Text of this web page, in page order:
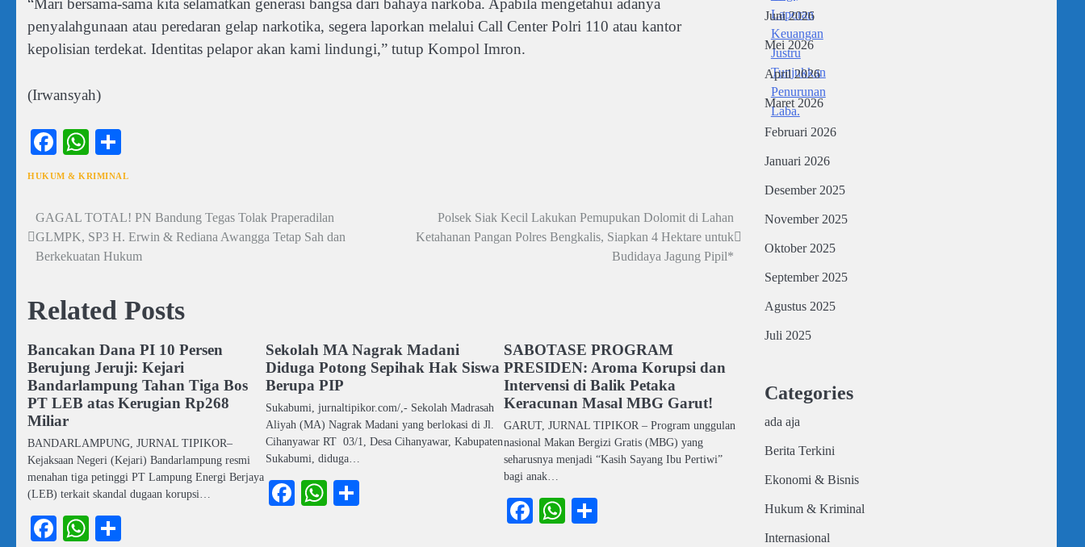
“Mari bersama-sama kita selamatkan generasi bangsa dari bahaya narkoba. Apabila mengetahui adanya
penyalahgunaan atau peredaran gelap narkotika, segera laporkan melalui Call Center Polri 110 atau kantor
kepolisian terdekat. Identitas pelapor akan kami lindungi,” tutup Kompol Imron.
(Irwansyah)
Facebook
WhatsApp
HUKUM & KRIMINAL
Navigasi
pos
GAGAL TOTAL! PN Bandung Tegas Tolak Praperadilan
GLMPK, SP3 H. Erwin & Rediana Awangga Tetap Sah dan
Berkekuatan Hukum
Polsek Siak Kecil Lakukan Pemupukan Dolomit di Lahan
Ketahanan Pangan Polres Bengkalis, Siapkan 4 Hektare untuk
Budidaya Jagung Pipil*
Related Posts
Bancakan Dana PI 10 Persen
Berujung Jeruji: Kejari
Bandarlampung Tahan Tiga Bos
PT LEB atas Kerugian Rp268
Miliar
BANDARLAMPUNG, JURNAL TIPIKOR–
Kejaksaan Negeri (Kejari) Bandarlampung resmi
menahan tiga petinggi PT Lampung Energi Berjaya
(LEB) terkait skandal dugaan korupsi…
Facebook
WhatsApp
Sekolah MA Nagrak Madani
Diduga Potong Sepihak Hak Siswa
Berupa PIP
Sukabumi, jurnaltipikor.com/,- Sekolah Madrasah
Aliyah (MA) Nagrak Madani yang berlokasi di Jl.
Cihanyawar RT 03/1, Desa Cihanyawar, Kabupaten
Sukabumi, diduga…
Facebook
WhatsApp
SABOTASE PROGRAM
PRESIDEN: Aroma Korupsi dan
Intervensi di Balik Petaka
Keracunan Masal MBG Garut!
GARUT, JURNAL TIPIKOR – Program unggulan
nasional Makan Bergizi Gratis (MBG) yang
seharusnya menjadi “Kasih Sayang Ibu Pertiwi”
bagi anak…
Facebook
WhatsApp
Juni 2026
Mei 2026
April 2026
Maret 2026
Februari 2026
Januari 2026
Desember 2025
November 2025
Oktober 2025
September 2025
Agustus 2025
Juli 2025
Categories
ada aja
Berita Terkini
Ekonomi & Bisnis
Hukum & Kriminal
Internasional